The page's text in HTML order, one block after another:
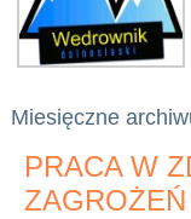
Miesięczne
PRACA W